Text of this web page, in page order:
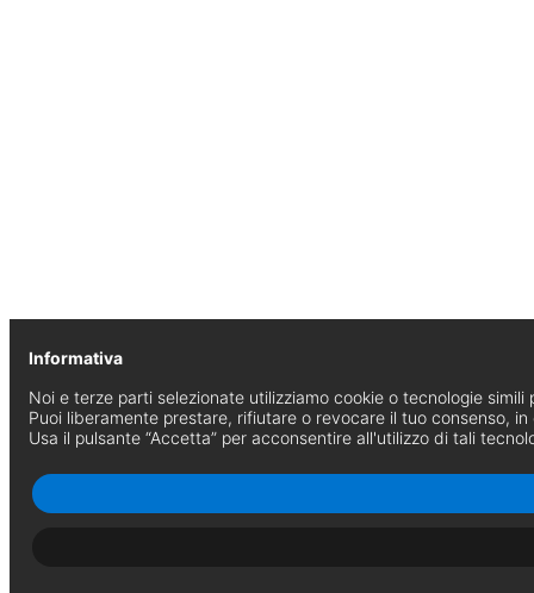
Informativa
Noi e terze parti selezionate utilizziamo cookie o tecnologie
Puoi liberamente prestare, rifiutare o revocare il tuo consenso, in
Usa il pulsante “Accetta” per acconsentire all'utilizzo di tali